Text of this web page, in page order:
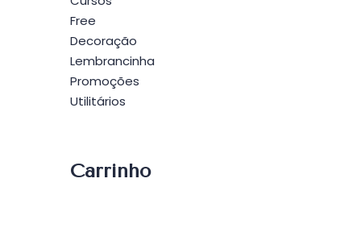
Free
Decoração
Lembrancinha
Promoções
Utilitários
Carrinho